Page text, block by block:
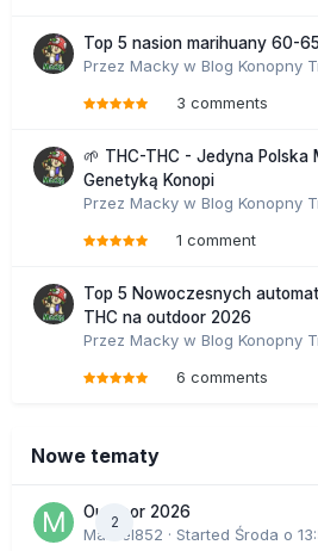
Top 5 nasion marihuany 60-
Przez Macky w Blog Konopny
3 comments
🌱 THC-THC - Jedyna Polska
Genetyką Konopi
Przez Macky w Blog Konopny
1 comment
Top 5 Nowoczesnych
THC na outdoor 2026
Przez Macky w Blog Konopny
6 comments
Nowe tematy
2
Outdoor 2026
Marcel852 · Started Środa o